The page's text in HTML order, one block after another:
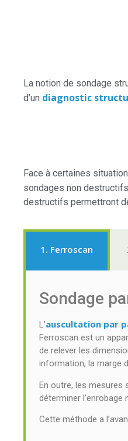
La notion de sondage
d’un diagnostic
Face à certaines
sondages non
destructifs permettront
1. Ferroscan
Sondage
L’auscultation par
Ferroscan est un
de relever les
information, la marge
En outre, les mesures
déterminer
Cette méthode a